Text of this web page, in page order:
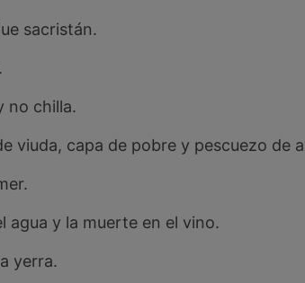
sacristán.
no chilla.
viuda, capa de pobre y pescuezo de
agua y la muerte en el vino.
yerra.